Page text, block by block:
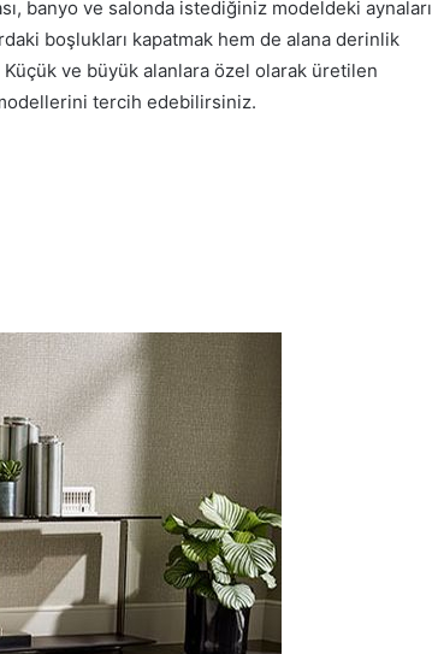
banyo ve salonda istediğiniz modeldeki aynaları
boşlukları kapatmak hem de alana derinlik
ve büyük alanlara özel olarak üretilen
tercih edebilirsiniz.